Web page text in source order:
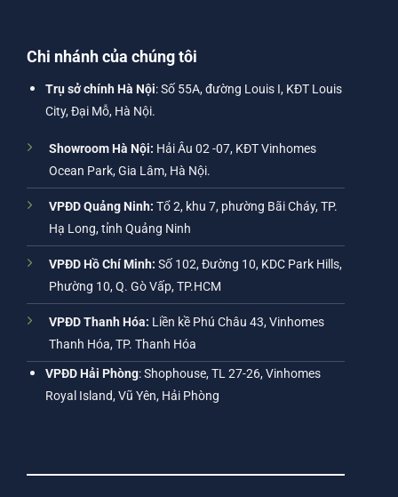
Chi nhánh của chúng tôi
Trụ sở chính Hà Nội: Số 55A, đường Louis I, KĐT Louis
City, Đại Mỗ, Hà Nội.
Showroom Hà Nội: Hải Âu 02 -07, KĐT Vinhomes
Ocean Park, Gia Lâm, Hà Nội.
VPĐD Quảng Ninh: Tổ 2, khu 7, phường Bãi Cháy, TP.
Hạ Long, tỉnh Quảng Ninh
VPĐD Hồ Chí Minh: Số 102, Đường 10, KDC Park Hills,
Phường 10, Q. Gò Vấp, TP.HCM
VPĐD Thanh Hóa: Liền kề Phú Châu 43, Vinhomes
Thanh Hóa, TP. Thanh Hóa
VPĐD Hải Phòng: Shophouse, TL 27-26, Vinhomes
Royal Island, Vũ Yên, Hải Phòng